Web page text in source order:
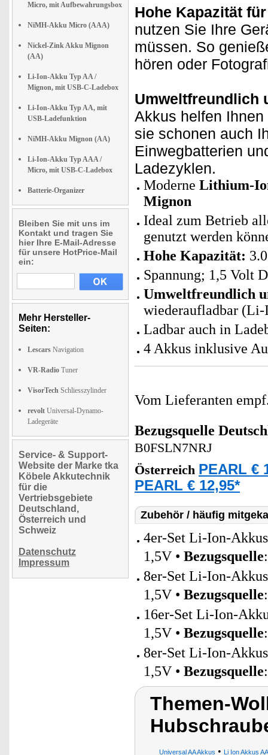
Micro, mit Aufbewahrungsbox
NiMH-Akku Micro (AAA)
Nickel-Zink Akku Mignon
(AA)
Li-Ion-Akku Typ AA /
Mignon, mit USB-C-Ladebox
Li-Ion-Akku Typ AA, mit
USB-Ladefunktion
NiMH-Akku Mignon (AA)
Li-Ion-Akku Typ AAA /
Micro, mit USB-C-Ladebox
Batterie-Organizer
Bleiben Sie mit uns im
Kontakt und tragen Sie
hier Ihre E-Mail-Adresse
für unsere HotPrice-Mail
ein:
Mehr Hersteller-
Seiten:
Lescars Navigation
VR-Radio Tuner
VisorTech Schliesszylinder
revolt Universal-Dynamo-
Ladegeräte
Service- & Support-
Website der Marke tka
Köbele Akkutechnik
für die
Vertriebsgebiete
Deutschland,
Österreich und
Schweiz
Datenschutz
Impressum
Hohe Kapazität
nutzen Sie Ihre
müssen. So
hören oder
Umweltfreundlich
Akkus helfen
sie schonen auch
Einwegbatterien
Ladezyklen.
Moderne Lithium-
Mignon
Ideal zum Betrieb
genutzt werden
Hohe Kapazität:
Spannung; 1,5 Volt
Umweltfreundlich
wiederaufladbar (Li-
Ladbar auch in
4 Akkus inklusive
Vom Lieferanten
Bezugsquelle
B0FSLN7NRJ
Österreich PEARL €
PEARL € 12,95*
Zubehör / häufig
4er-Set Li-Ion-
1,5V • Bezugsquelle
8er-Set Li-Ion-
1,5V • Bezugsquelle
16er-Set Li-Ion-
1,5V • Bezugsquelle
8er-Set Li-Ion-
1,5V • Bezugsquelle
Themen-
Universal AA Akkus • Li Ion Akkus AA